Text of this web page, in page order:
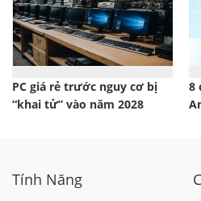
PC giá rẻ trước nguy cơ bị
“khai tử” vào năm 2028
8
Tính Năng